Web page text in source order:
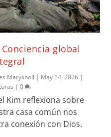
global
Maryknoll | May 14, 2026 |
|0
Kim reflexiona sobre
casa común nos
conexión con Dios.